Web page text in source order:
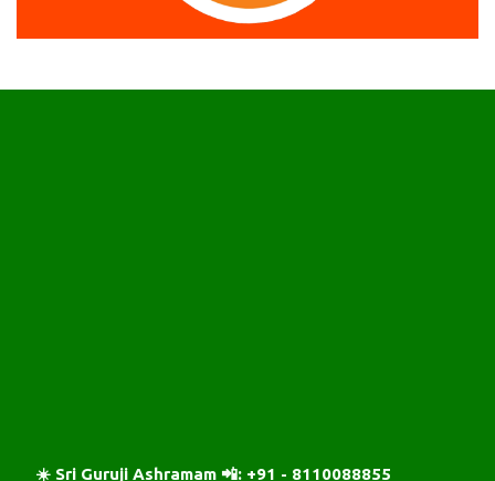
☀️ Sri Guruji Ashramam 📲: +91 - 8110088855